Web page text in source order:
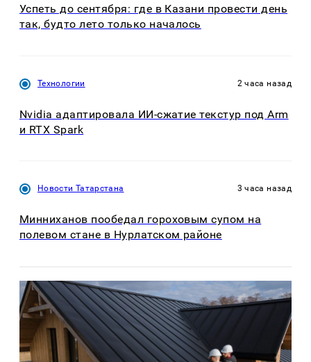
Успеть до сентября: где в Казани провести день
так, будто лето только началось
Технологии 2 часа назад
Nvidia адаптировала ИИ-сжатие текстур под Arm
и RTX Spark
Новости Татарстана 3 часа назад
Минниханов пообедал гороховым супом на
полевом стане в Нурлатском районе